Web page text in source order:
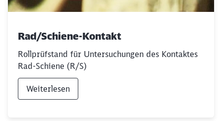
Rad/Schiene-Kontakt
Rollprüfstand für Untersuchungen des Kontaktes
Rad-Schiene (R/S)
Weiterlesen